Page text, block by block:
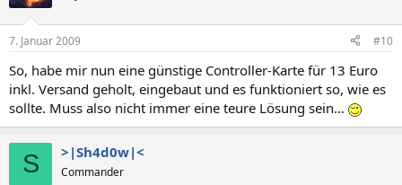
7. Januar 2009 #10
So, habe mir nun eine günstige Controller-Karte für 13 Euro
inkl. Versand geholt, eingebaut und es funktioniert so, wie es
sollte. Muss also nicht immer eine teure Lösung sein...
S >|Sh4d0w|<
Commander